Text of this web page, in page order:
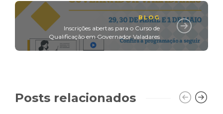
BLOG
Inscrições abertas para o Curso de
Qualificação em Governador Valadares
Posts relacionados